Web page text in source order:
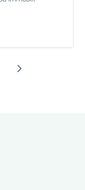
Pagina successiva